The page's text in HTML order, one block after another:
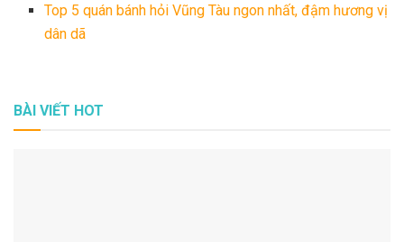
Top 5 quán bánh hỏi Vũng Tàu ngon nhất, đậm hương vị
dân dã
BÀI VIẾT HOT